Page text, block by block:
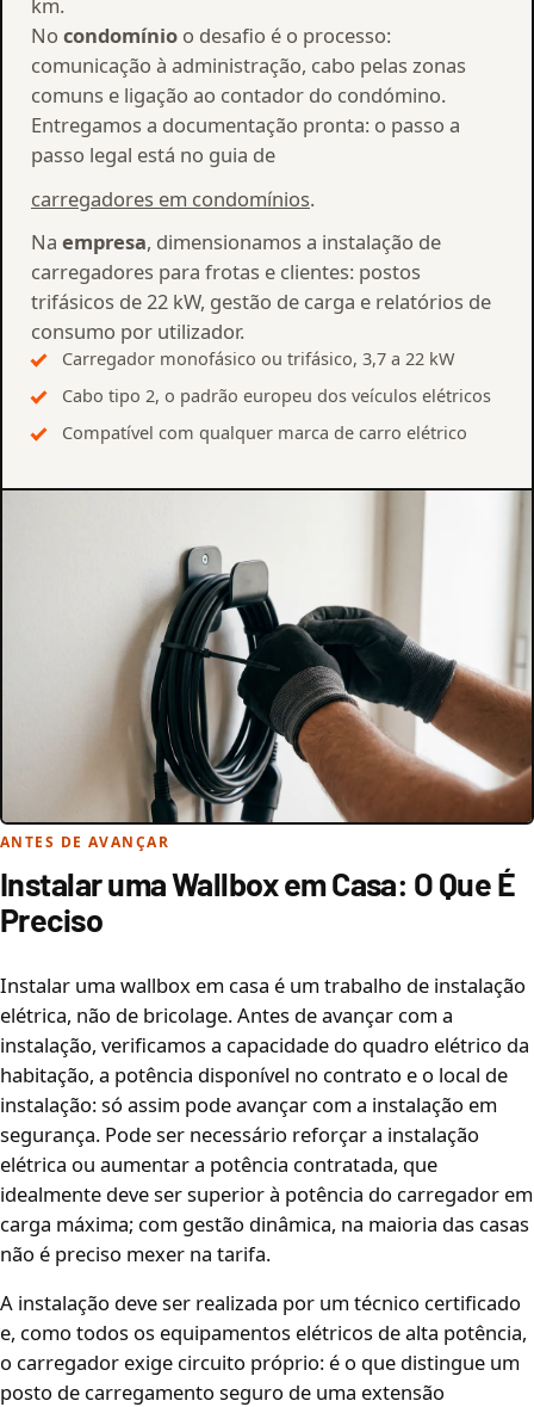
No condomínio o desafio é o processo:
comunicação à administração, cabo pelas zonas
comuns e ligação ao contador do condómino.
Entregamos a documentação pronta: o passo a
passo legal está no guia de
carregadores em condomínios.
Na empresa, dimensionamos a instalação de
carregadores para frotas e clientes: postos
trifásicos de 22 kW, gestão de carga e relatórios de
consumo por utilizador.
Carregador monofásico ou trifásico, 3,7 a 22 kW
Cabo tipo 2, o padrão europeu dos veículos elétricos
Compatível com qualquer marca de carro elétrico
ANTES DE AVANÇAR
Instalar uma Wallbox em Casa: O Que É
Preciso
Instalar uma wallbox em casa é um trabalho de instalação
elétrica, não de bricolage. Antes de avançar com a
instalação, verificamos a capacidade do quadro elétrico da
habitação, a potência disponível no contrato e o local de
instalação: só assim pode avançar com a instalação em
segurança. Pode ser necessário reforçar a instalação
elétrica ou aumentar a potência contratada, que
idealmente deve ser superior à potência do carregador em
carga máxima; com gestão dinâmica, na maioria das casas
não é preciso mexer na tarifa.
A instalação deve ser realizada por um técnico certificado
e, como todos os equipamentos elétricos de alta potência,
o carregador exige circuito próprio: é o que distingue um
posto de carregamento seguro de uma extensão